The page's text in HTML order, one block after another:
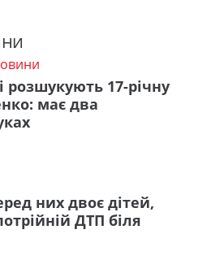
17-річну
має два
них двоє дітей,
ДТП біля